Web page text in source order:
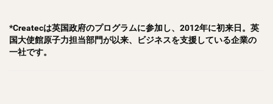
*Createcは英国政府のプログラムに参加し、2012年に初来日。英
国大使館原子力担当部門が以来、ビジネスを支援している企業の
一社です。